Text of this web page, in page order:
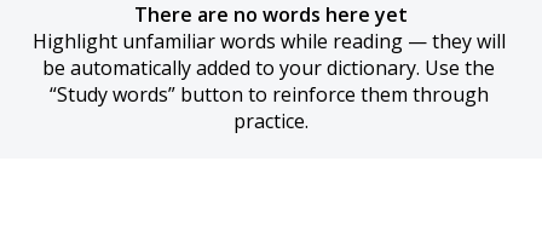
There are no words here yet
Highlight unfamiliar words while reading — they will
be automatically added to your dictionary. Use the
“Study words” button to reinforce them through
practice.